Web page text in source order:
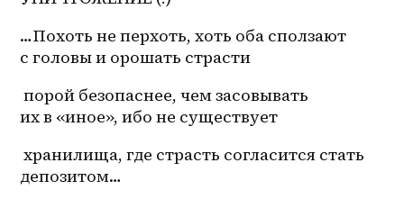
…Похоть не перхоть, хоть оба сползают
с головы и орошать страсти
порой безопаснее, чем засовывать
их в «иное», ибо не существует
хранилища, где страсть согласится стать
депозитом…